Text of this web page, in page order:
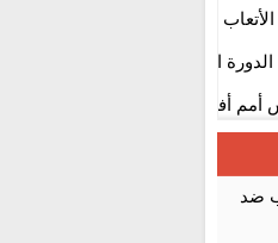
10 آلاف درهم بالشيك
الدورة الثالثة من معرض المغرب
2027
شرطة أكادير
ضد